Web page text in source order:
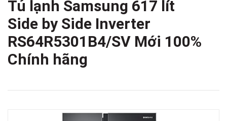
Tủ lạnh Samsung 617 lít
Side by Side Inverter
RS64R5301B4/SV Mới 100%
Chính hãng